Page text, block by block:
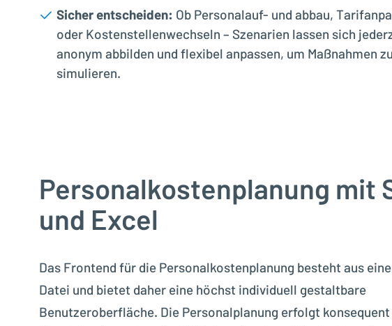
Sicher entscheiden: Ob Personalauf- und abbau,
oder Kostenstellenwechseln – Szenarien lassen sich
anonym abbilden und flexibel anpassen, um Maßnahmen zu
simulieren.
Personalkostenplanung mit
und Excel
Das Frontend für die Personalkostenplanung besteht aus
Datei und bietet daher eine höchst individuell gestaltbare
Benutzeroberfläche. Die Personalplanung erfolgt